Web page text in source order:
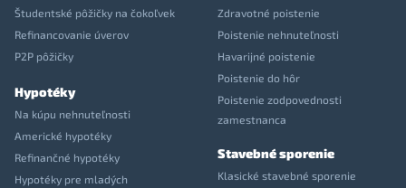
Študentské pôžičky na čokoľvek
Refinancovanie úverov
P2P pôžičky
Hypotéky
Na kúpu nehnuteľnosti
Americké hypotéky
Refinančné hypotéky
Hypotéky pre mladých
Zdravotné poistenie
Poistenie nehnuteľnosti
Havarijné poistenie
Poistenie do hôr
Poistenie zodpovednosti
zamestnanca
Stavebné sporenie
Klasické stavebné sporenie